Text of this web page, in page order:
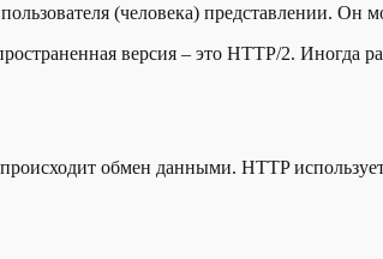
(человека) представлении.
версия – это HTTP/2. Иногда
обмен данными. HTTP